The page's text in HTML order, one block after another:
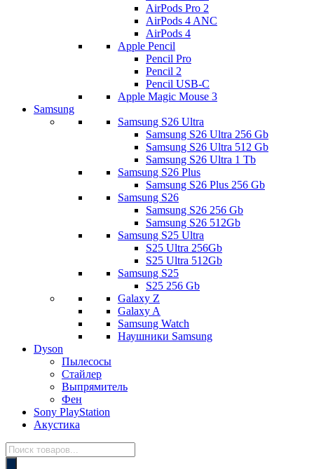
AirPods Pro 2
AirPods 4 ANC
AirPods 4
Apple Pencil
Pencil Pro
Pencil 2
Pencil USB-C
Apple Magic Mouse 3
Samsung
Samsung S26 Ultra
Samsung S26 Ultra 256 Gb
Samsung S26 Ultra 512 Gb
Samsung S26 Ultra 1 Tb
Samsung S26 Plus
Samsung S26 Plus 256 Gb
Samsung S26
Samsung S26 256 Gb
Samsung S26 512Gb
Samsung S25 Ultra
S25 Ultra 256Gb
S25 Ultra 512Gb
Samsung S25
S25 256 Gb
Galaxy Z
Galaxy A
Samsung Watch
Наушники Samsung
Dyson
Пылесосы
Стайлер
Выпрямитель
Фен
Sony PlayStation
Акустика
Поиск
товаров